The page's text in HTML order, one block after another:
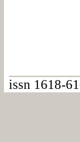
issn 1618-